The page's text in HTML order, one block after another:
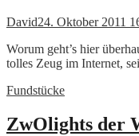
David24. Oktober 2011
Worum geht’s hier
tolles Zeug im Internet,
Fundstücke
ZwOlights der